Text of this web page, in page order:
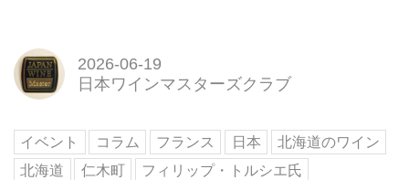
2026-06-19
日本ワインマスターズクラブ
イベント コラム フランス 日本
北海道のワイン
北海道
仁木町
フィリップ・トルシエ氏